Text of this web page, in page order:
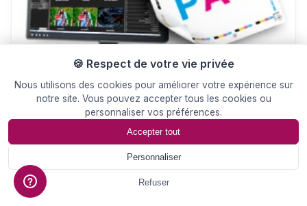
Le métier d’opérateur en PAO (Publication
Assistée par Ordinateur)
L’opérateur en PAO intervient en création / conception
de mise en page de tous…
🍪 Respect de votre vie privée
Nous utilisons des cookies pour améliorer votre expérience sur
notre site. Vous pouvez accepter tous les cookies ou
personnaliser vos préférences.
Accepter tout
Personnaliser
Refuser